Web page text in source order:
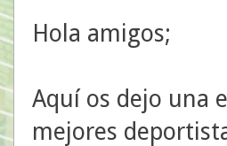
Hola amigos;
Aquí os dejo una
mejores